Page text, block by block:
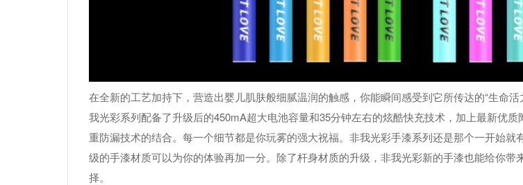
在全新的工艺加持下，营造出婴儿肌肤般细腻温润的触感，你能瞬间感受到它所传达的“生命
我光彩系列配备了升级后的450mA超大电池容量和35分钟左右的炫酷快充技术，加上最新优质
重防漏技术的结合。每一个细节都是你玩雾的强大祝福。非我光彩手漆系列还是那个一开始就
级的手漆材质可以为你的体验再加一分。除了杆身材质的升级，非我光彩新的手漆也能给你带
择。